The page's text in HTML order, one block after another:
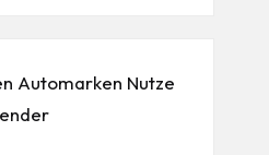
Automarken Nutze